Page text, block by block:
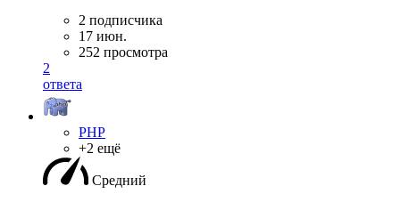
2 подписчика
17 июн.
252 просмотра
2
ответа
PHP
+2 ещё
Средний